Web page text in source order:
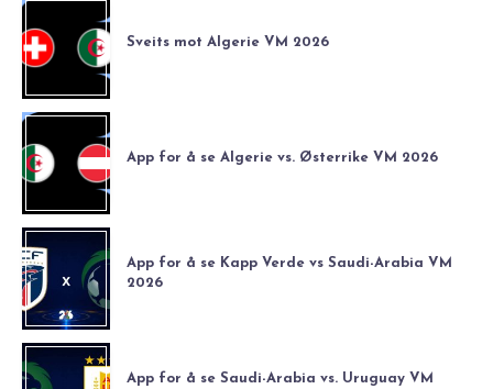
Sveits mot Algerie VM 2026
App for å se Algerie vs. Østerrike VM 2026
App for å se Kapp Verde vs Saudi-Arabia VM
2026
App for å se Saudi-Arabia vs. Uruguay VM